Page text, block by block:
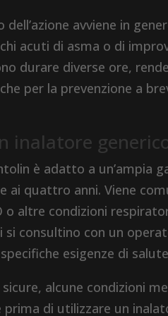
dell’azione avviene in
acuti di asma o di
durare diverse ore,
per la prevenzione a
inalatore
è adatto a un’ampia
ai quattro anni. Viene
o altre condizioni
si consultino con un
esigenze di
alcune condizioni
prima di utilizzare un